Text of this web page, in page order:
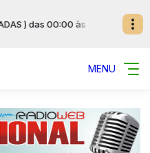
das 00:00 às 23:59
MENU